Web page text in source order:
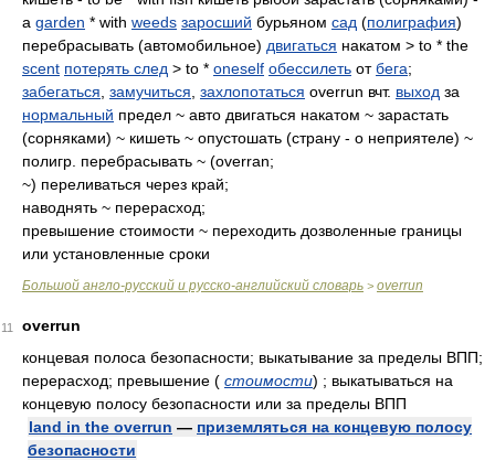
a garden * with weeds заросший бурьяном сад (полиграфия)
перебрасывать (автомобильное) двигаться накатом > to * the
scent потерять след > to * oneself обессилеть отбега;
забегаться замучиться захлопотаться overrun вчт. выход за
нормальный предел ~ авто двигаться накатом ~ зарастать
(сорняками) ~ кишеть ~ опустошать (страну - о неприятеле) ~
полигр. перебрасывать ~ (overran;
~) переливаться через край;
наводнять ~ перерасход;
превышение стоимости ~ переходить дозволенные границы
или установленные сроки
Большой англо-русский и русско-английский словарь > overrun
11
overrun
концевая полоса безопасности; выкатывание за пределы ВПП;
перерасход; превышение ( стоимости) ; выкатываться на
концевую полосу безопасности или за пределы ВПП
land in the overrun — приземляться на концевую полосу
безопасности